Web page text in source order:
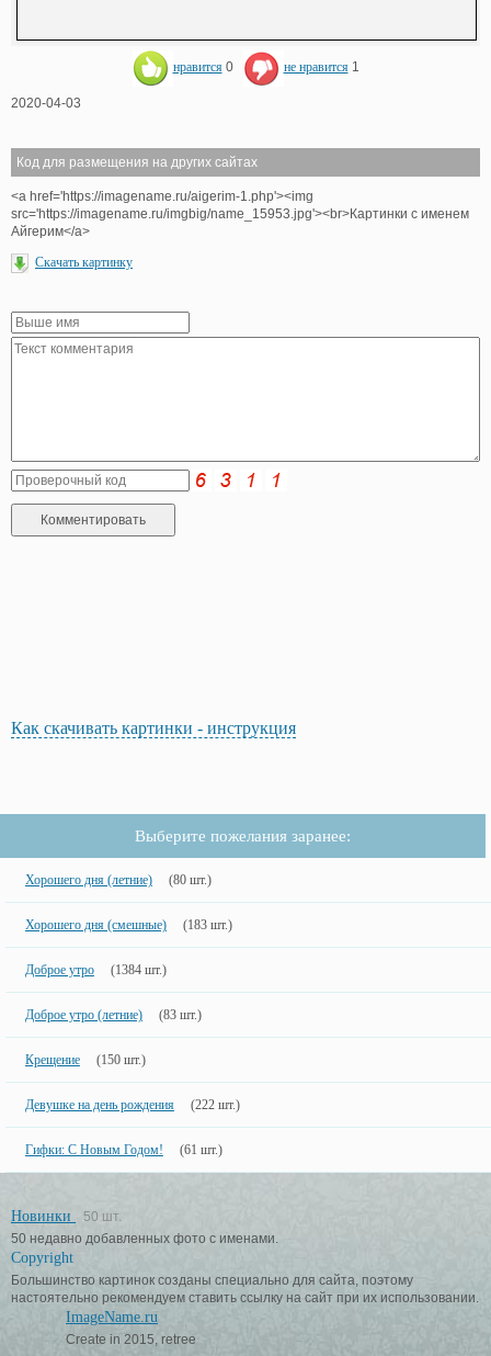
нравится 0 не нравится 1
2020-04-03
Код для размещения на других сайтах
<a href='https://imagename.ru/aigerim-1.php'><img
src='https://imagename.ru/imgbig/name_15953.jpg'><br>Картинки с именем
Айгерим</a>
Скачать картинку
Как скачивать картинки - инструкция
Выберите пожелания заранее:
Хорошего дня (летние) (80 шт.)
Хорошего дня (смешные) (183 шт.)
Доброе утро (1384 шт.)
Доброе утро (летние) (83 шт.)
Крещение (150 шт.)
Девушке на день рождения (222 шт.)
Гифки: С Новым Годом! (61 шт.)
Новинки
50 шт.
50 недавно добавленных фото с именами.
Copyright
Большинство картинок созданы специально для сайта, поэтому
настоятельно рекомендуем ставить ссылку на сайт при их использовании.
ImageName.ru
Create in 2015, retree